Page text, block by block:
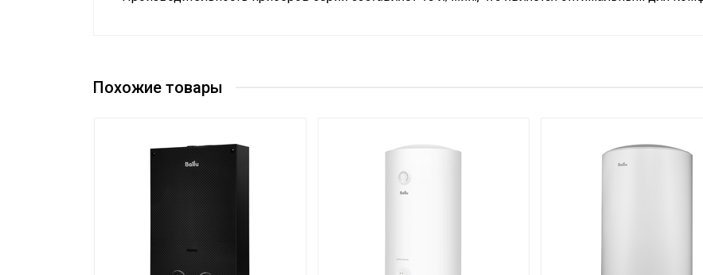
неисправности
максимальный
Вес товара с упаковкой
Форма корпуса
Мин. температура воды
Высота упаковки товара
Похожие товары